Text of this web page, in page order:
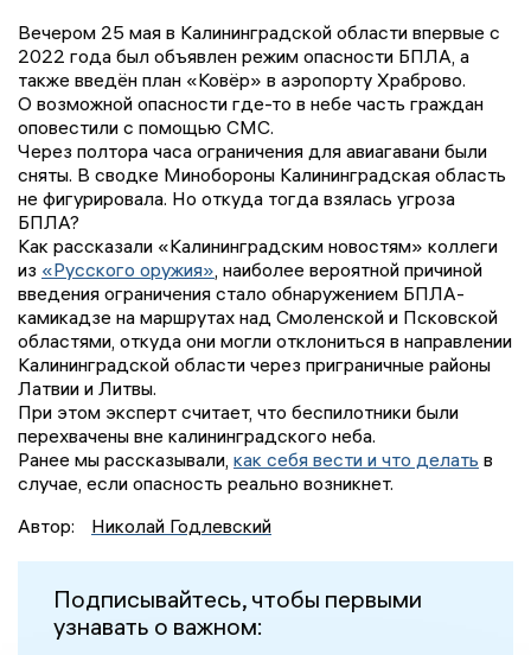
Вечером 25 мая в Калининградской области впервые с
2022 года был объявлен режим опасности БПЛА, а
также введён план «Ковёр» в аэропорту Храброво.
О возможной опасности где-то в небе часть граждан
оповестили с помощью СМС.
Через полтора часа ограничения для авиагавани были
сняты. В сводке Минобороны Калининградская область
не фигурировала. Но откуда тогда взялась угроза
БПЛА?
Как рассказали «Калининградским новостям» коллеги
из «Русского оружия», наиболее вероятной причиной
введения ограничения стало обнаружением БПЛА-
камикадзе на маршрутах над Смоленской и Псковской
областями, откуда они могли отклониться в направлении
Калининградской области через приграничные районы
Латвии и Литвы.
При этом эксперт считает, что беспилотники были
перехвачены вне калининградского неба.
Ранее мы рассказывали, как себя вести и что делать в
случае, если опасность реально возникнет.
Автор:
Николай Годлевский
Подписывайтесь, чтобы первыми
узнавать о важном: